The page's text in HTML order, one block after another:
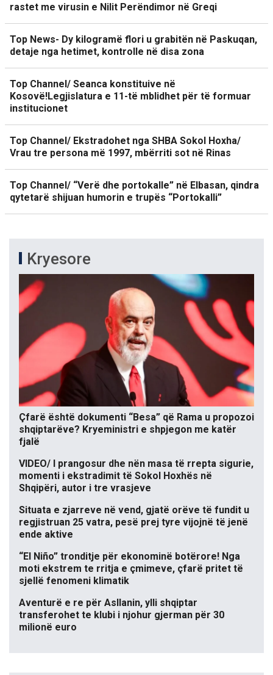
rastet me virusin e Nilit Perëndimor në Greqi
Top News- Dy kilogramë flori u grabitën në Paskuqan,
detaje nga hetimet, kontrolle në disa zona
Top Channel/ Seanca konstituive në
Kosovë!Legjislatura e 11-të mblidhet për të formuar
institucionet
Top Channel/ Ekstradohet nga SHBA Sokol Hoxha/
Vrau tre persona më 1997, mbërriti sot në Rinas
Top Channel/ “Verë dhe portokalle” në Elbasan, qindra
qytetarë shijuan humorin e trupës “Portokalli”
Kryesore
Çfarë është dokumenti “Besa” që Rama u propozoi
shqiptarëve? Kryeministri e shpjegon me katër
fjalë
VIDEO/ I prangosur dhe nën masa të rrepta sigurie,
momenti i ekstradimit të Sokol Hoxhës në
Shqipëri, autor i tre vrasjeve
Situata e zjarreve në vend, gjatë orëve të fundit u
regjistruan 25 vatra, pesë prej tyre vijojnë të jenë
ende aktive
“El Niño” tronditje për ekonominë botërore! Nga
moti ekstrem te rritja e çmimeve, çfarë pritet të
sjellë fenomeni klimatik
Aventurë e re për Asllanin, ylli shqiptar
transferohet te klubi i njohur gjerman për 30
milionë euro